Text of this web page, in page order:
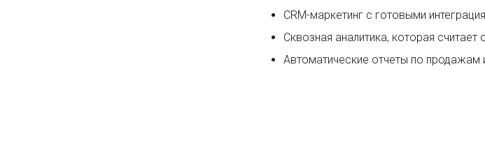
СRM-маркетинг с готовыми
Сквозная аналитика, которая
Автоматические отчеты по